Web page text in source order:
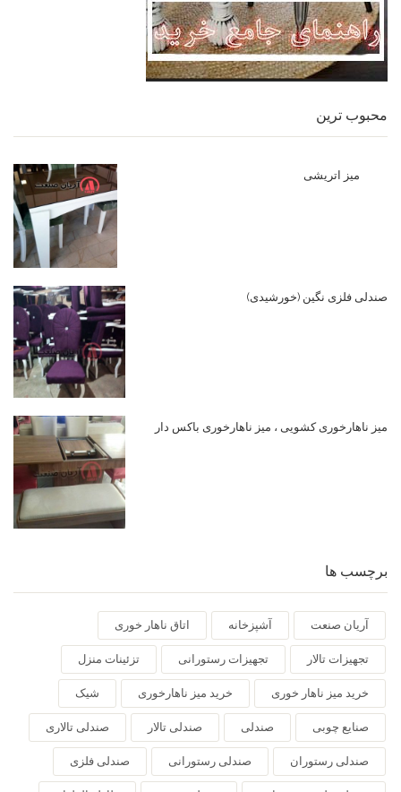
محبوب ترین
میز اتریشی
صندلی فلزی نگین (خورشیدی)
میز ناهارخوری کشویی ، میز ناهارخوری باکس دار
برچسب ها
آریان صنعت آشپزخانه اتاق ناهار خوری
تجهیزات تالار تجهیزات رستورانی تزئینات منزل
خرید میز ناهار خوری خرید میز ناهارخوری شیک
صنایع چوبی صندلی صندلی تالار صندلی تالاری
صندلی رستوران صندلی رستورانی صندلی فلزی